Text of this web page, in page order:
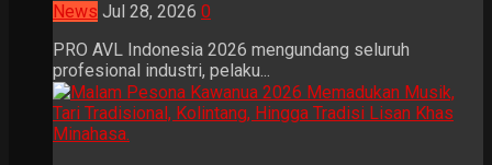
News Jul 28, 2026 0
PRO AVL Indonesia 2026 mengundang seluruh
profesional industri, pelaku...